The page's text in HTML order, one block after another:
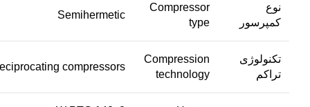
نوع
کمپرسور
Compressor
type
Semihermetic
تکنولوژی
تراکم
Compression
technology
compressors